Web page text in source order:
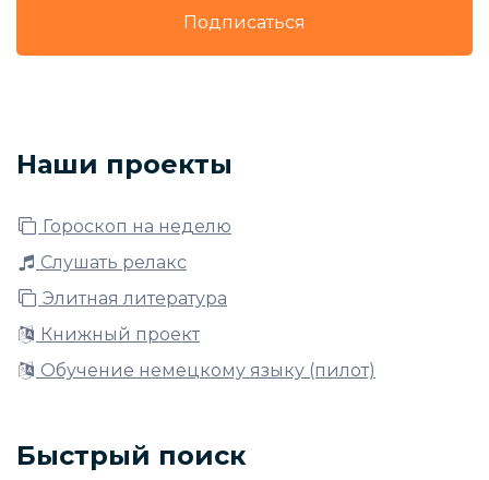
Подписаться
Наши проекты
Гороскоп на неделю
Слушать релакс
Элитная литература
Книжный проект
Обучение немецкому языку (пилот)
Быстрый поиск